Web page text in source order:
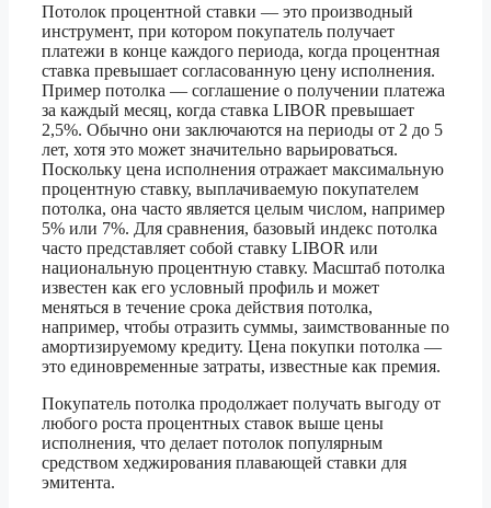
Потолок процентной ставки — это производный
инструмент, при котором покупатель получает
платежи в конце каждого периода, когда процентная
ставка превышает согласованную цену исполнения.
Пример потолка — соглашение о получении платежа
за каждый месяц, когда ставка LIBOR превышает
2,5%. Обычно они заключаются на периоды от 2 до 5
лет, хотя это может значительно варьироваться.
Поскольку цена исполнения отражает максимальную
процентную ставку, выплачиваемую покупателем
потолка, она часто является целым числом, например
5% или 7%. Для сравнения, базовый индекс потолка
часто представляет собой ставку LIBOR или
национальную процентную ставку. Масштаб потолка
известен как его условный профиль и может
меняться в течение срока действия потолка,
например, чтобы отразить суммы, заимствованные по
амортизируемому кредиту. Цена покупки потолка —
это единовременные затраты, известные как премия.
Покупатель потолка продолжает получать выгоду от
любого роста процентных ставок выше цены
исполнения, что делает потолок популярным
средством хеджирования плавающей ставки для
эмитента.